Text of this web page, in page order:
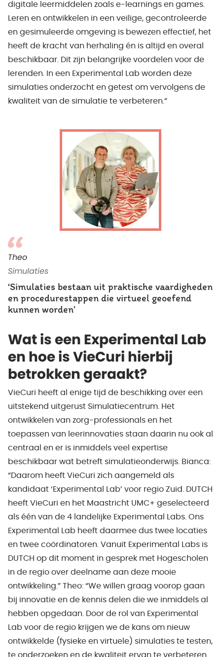
digitale leermiddelen zoals e-learnings en games.
Leren en ontwikkelen in een veilige, gecontroleerde
en gesimuleerde omgeving is bewezen effectief, het
heeft de kracht van herhaling én is altijd en overal
beschikbaar. Dit zijn belangrijke voordelen voor de
lerenden. In een Experimental Lab worden deze
simulaties onderzocht en getest om vervolgens de
kwaliteit van de simulatie te verbeteren.”
Theo
Simulaties
‘Simulaties bestaan uit praktische vaardigheden
en procedurestappen die virtueel geoefend
kunnen worden’
Wat is een Experimental Lab
en hoe is VieCuri hierbij
betrokken geraakt?
VieCuri heeft al enige tijd de beschikking over een
uitstekend uitgerust Simulatiecentrum. Het
ontwikkelen van zorg-professionals en het
toepassen van leerinnovaties staan daarin nu ook al
centraal en er is inmiddels veel expertise
beschikbaar wat betreft simulatieonderwijs. Bianca:
“Daarom heeft VieCuri zich aangemeld als
kandidaat ‘Experimental Lab’ voor regio Zuid. DUTCH
heeft VieCuri en het Maastricht UMC+ geselecteerd
als één van de 4 landelijke Experimental Labs. Ons
Experimental Lab heeft daarmee dus twee locaties
en twee coördinatoren. Vanuit Experimental Labs is
DUTCH op dit moment in gesprek met Hogescholen
in de regio over deelname aan deze mooie
ontwikkeling.” Theo: “We willen graag voorop gaan
bij innovatie en de kennis delen die we inmiddels al
hebben opgedaan. Door de rol van Experimental
Lab voor de regio krijgen we de kans om nieuw
ontwikkelde (fysieke en virtuele) simulaties te testen,
te onderzoeken en de kwaliteit ervan te verbeteren.